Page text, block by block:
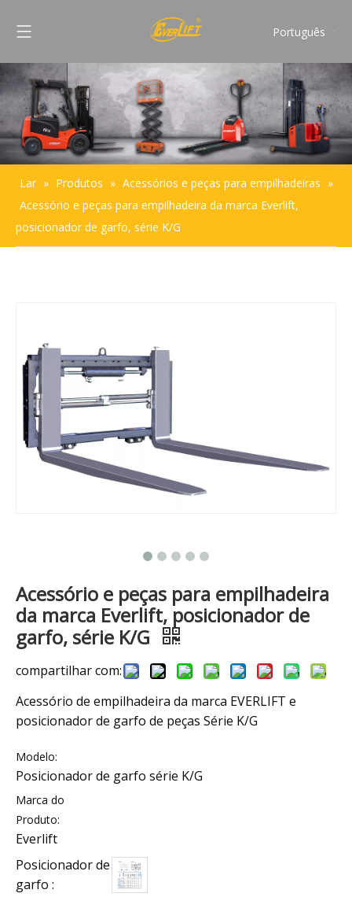
Português
Français
Pусский
Español
Lar » Produtos » Acessórios e peças para empilhadeiras »
Acessório e peças para empilhadeira da marca Everlift,
posicionador de garfo, série K/G
Acessório e peças para empilhadeira
da marca Everlift, posicionador de
garfo, série K/G
compartilhar com:
Acessório de empilhadeira da marca EVERLIFT e
posicionador de garfo de peças Série K/G
Modelo:
Posicionador de garfo série K/G
Marca do
Produto:
Everlift
Posicionador de
garfo :